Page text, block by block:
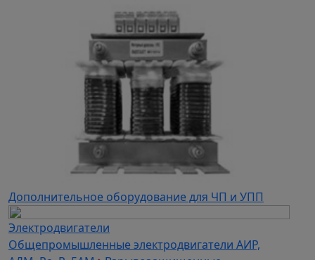
Дополнительное оборудование для ЧП и УПП
Электродвигатели
Общепромышленные электродвигатели АИР,